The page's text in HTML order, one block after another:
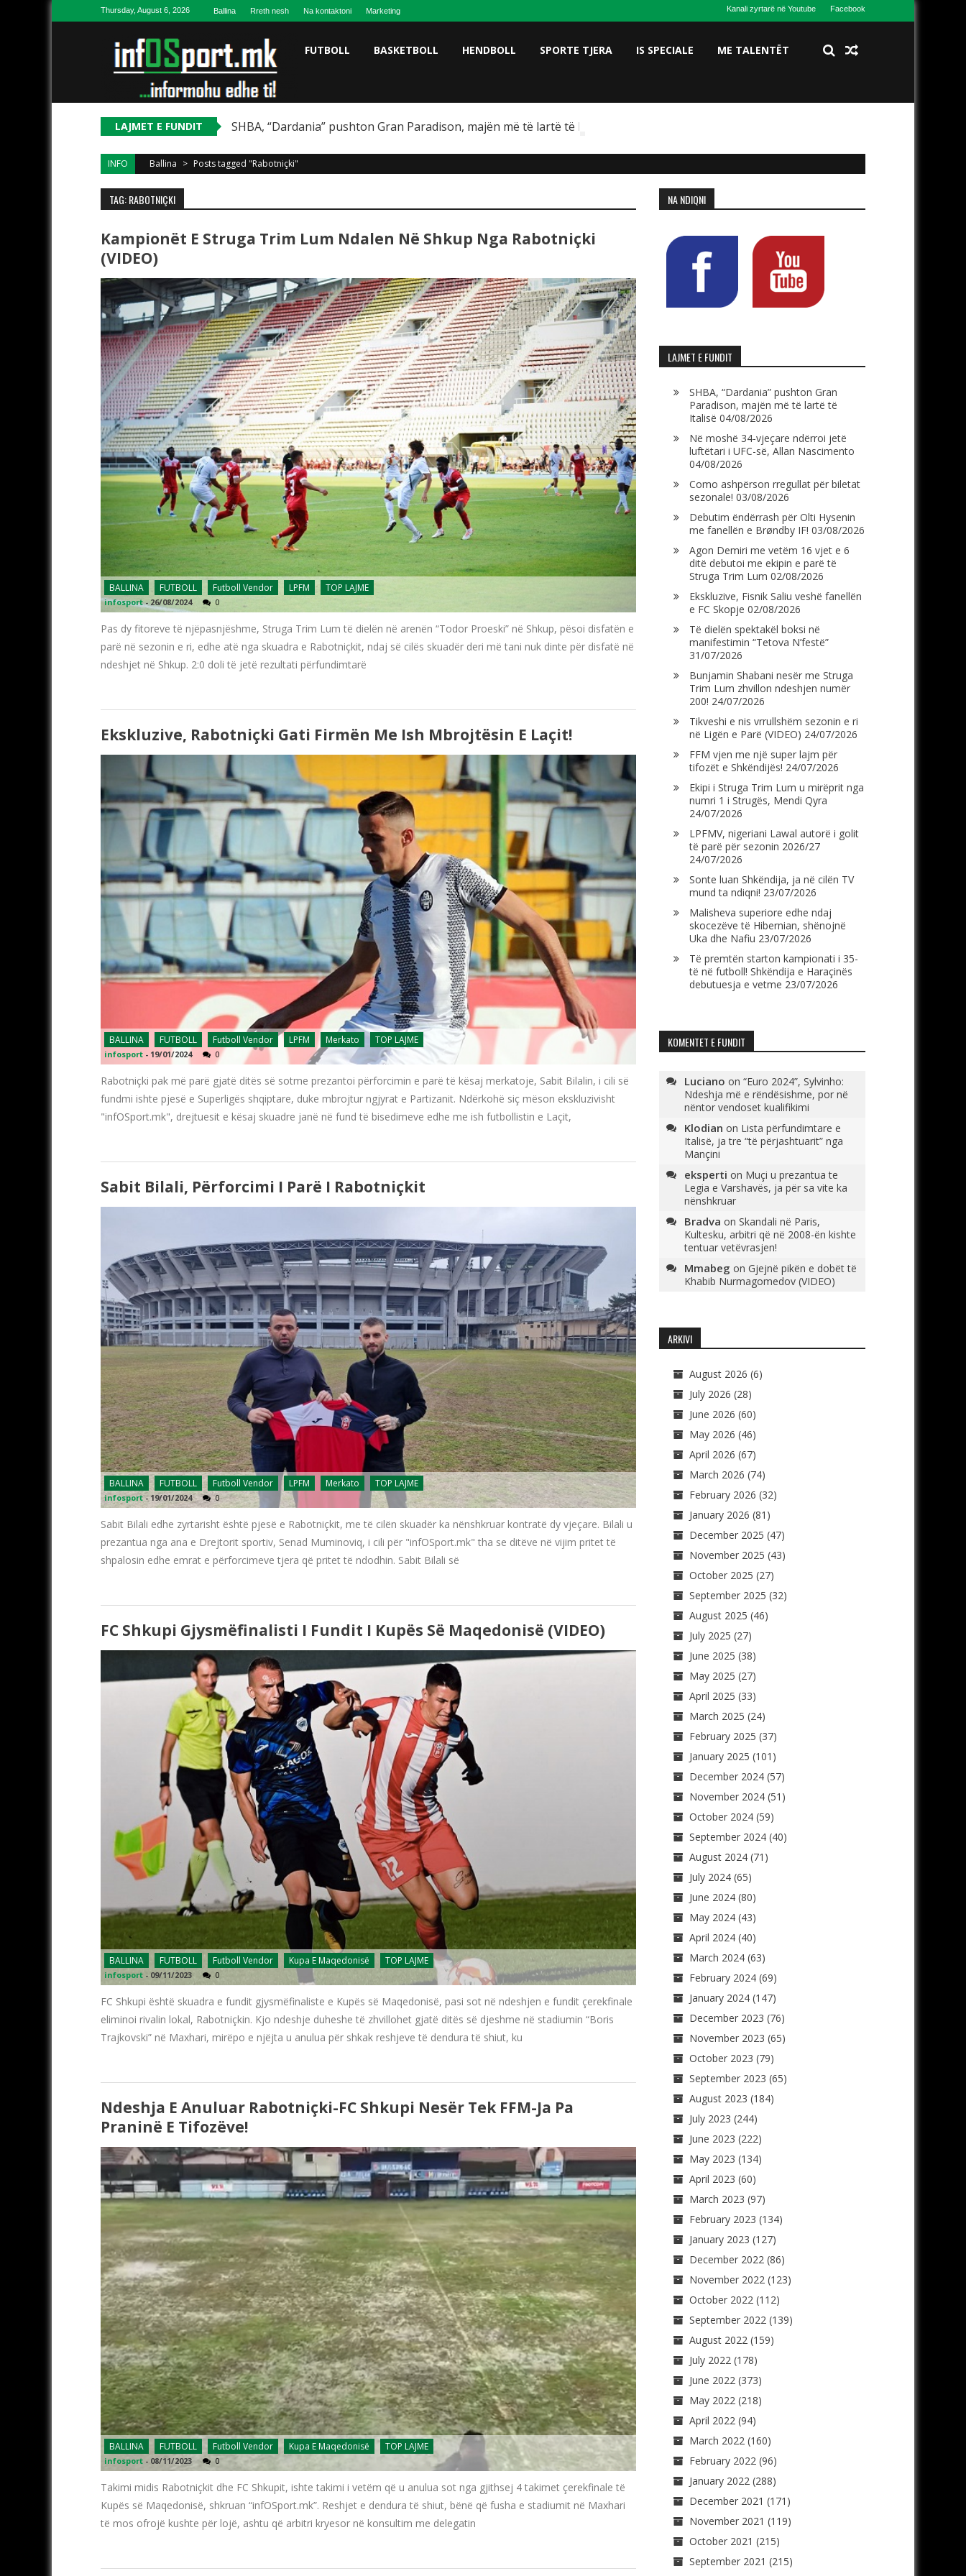
Skip to contentThursday, August 6, 2026 Ballina Rreth nesh Na kontaktoni Marketing Kanali zyrtarë në Youtube Facebook
FUTBOLL BASKETBOLL HENDBOLL SPORTE TJERA IS SPECIALE ME TALENTËT
LAJMET E FUNDIT SHBA, “Dardania” pushton Gran Paradison, majën më të lartë të Italisë
INFO Ballina > Posts tagged "Rabotniçki"
TAG: RABOTNIÇKI
Kampionët E Struga Trim Lum Ndalen Në Shkup Nga Rabotniçki
(VIDEO)
BALLINA FUTBOLL Futboll Vendor LPFM TOP LAJME
infosport - 26/08/2024 0
Pas dy fitoreve të njëpasnjëshme, Struga Trim Lum të dielën në arenën “Todor Proeski” në Shkup, pësoi disfatën e
parë në sezonin e ri, edhe atë nga skuadra e Rabotniçkit, ndaj së cilës skuadër deri më tani nuk dinte për disfatë në
ndeshjet në Shkup. 2:0 doli të jetë rezultati përfundimtarë
Ekskluzive, Rabotniçki Gati Firmën Me Ish Mbrojtësin E Laçit!
BALLINA FUTBOLL Futboll Vendor LPFM Merkato TOP LAJME
infosport - 19/01/2024 0
Rabotniçki pak më parë gjatë ditës së sotme prezantoi përforcimin e parë të kësaj merkatoje, Sabit Bilalin, i cili së
fundmi ishte pjesë e Superligës shqiptare, duke mbrojtur ngjyrat e Partizanit. Ndërkohë siç mëson ekskluzivisht
"infOSport.mk", drejtuesit e kësaj skuadre janë në fund të bisedimeve edhe me ish futbollistin e Laçit,
Sabit Bilali, Përforcimi I Parë I Rabotniçkit
BALLINA FUTBOLL Futboll Vendor LPFM Merkato TOP LAJME
infosport -19/01/2024 0
Sabit Bilali edhe zyrtarisht është pjesë e Rabotniçkit, me të cilën skuadër ka nënshkruar kontratë dy vjeçare. Bilali u
prezantua nga ana e Drejtorit sportiv, Senad Muminoviq, i cili për "infOSport.mk" tha se ditëve në vijim pritet të
shpalosin edhe emrat e përforcimeve tjera që pritet të ndodhin. Sabit Bilali së
FC Shkupi Gjysmëfinalisti I Fundit I Kupës Së Maqedonisë (VIDEO)
BALLINA FUTBOLL Futboll Vendor Kupa E Maqedonisë TOP LAJME
infosport - 09/11/2023 0
FC Shkupi është skuadra e fundit gjysmëfinaliste e Kupës së Maqedonisë, pasi sot në ndeshjen e fundit çerekfinale
eliminoi rivalin lokal, Rabotniçkin. Kjo ndeshje duheshe të zhvillohet gjatë ditës së djeshme në stadiumin “Boris
Trajkovski” në Maxhari, mirëpo e njëjta u anulua për shkak reshjeve të dendura të shiut, ku
Ndeshja E Anuluar Rabotniçki-FC Shkupi Nesër Tek FFM-Ja Pa
Praninë E Tifozëve!
BALLINA FUTBOLL Futboll Vendor Kupa E Maqedonisë TOP LAJME
infosport - 08/11/2023 0
Takimi midis Rabotniçkit dhe FC Shkupit, ishte takimi i vetëm që u anulua sot nga gjithsej 4 takimet çerekfinale të
Kupës së Maqedonisë, shkruan “infOSport.mk”. Reshjet e dendura të shiut, bënë që fusha e stadiumit në Maxhari
të mos ofrojë kushte për lojë, ashtu që arbitri kryesor në konsultim me delegatin
NA NDIQNI
LAJMET E FUNDIT
SHBA, “Dardania” pushton Gran
Paradison, majën më të lartë të
Italisë 04/08/2026
Në moshë 34-vjeçare ndërroi jetë
luftëtari i UFC-së, Allan Nascimento
04/08/2026
Como ashpërson rregullat për biletat
sezonale! 03/08/2026
Debutim ëndërrash për Olti Hysenin
me fanellën e Brøndby IF! 03/08/2026
Agon Demiri me vetëm 16 vjet e 6
ditë debutoi me ekipin e parë të
Struga Trim Lum 02/08/2026
Ekskluzive, Fisnik Saliu veshë fanellën
e FC Skopje 02/08/2026
Të dielën spektakël boksi në
manifestimin “Tetova N’festë”
31/07/2026
Bunjamin Shabani nesër me Struga
Trim Lum zhvillon ndeshjen numër
200! 24/07/2026
Tikveshi e nis vrrullshëm sezonin e ri
në Ligën e Parë (VIDEO) 24/07/2026
FFM vjen me një super lajm për
tifozët e Shkëndijës! 24/07/2026
Ekipi i Struga Trim Lum u mirëprit nga
numri 1 i Strugës, Mendi Qyra
24/07/2026
LPFMV, nigeriani Lawal autorë i golit
të parë për sezonin 2026/27
24/07/2026
Sonte luan Shkëndija, ja në cilën TV
mund ta ndiqni! 23/07/2026
Malisheva superiore edhe ndaj
skocezëve të Hibernian, shënojnë
Uka dhe Nafiu 23/07/2026
Të premtën starton kampionati i 35-
të në futboll! Shkëndija e Haraçinës
debutuesja e vetme 23/07/2026
KOMENTET E FUNDIT
Luciano on “Euro 2024”, Sylvinho:
Ndeshja më e rëndësishme, por në
nëntor vendoset kualifikimi
Klodian on Lista përfundimtare e
Italisë, ja tre “të përjashtuarit” nga
Mançini
eksperti on Muçi u prezantua te
Legia e Varshavës, ja për sa vite ka
nënshkruar
Bradva on Skandali në Paris,
Kultesku, arbitri që në 2008-ën kishte
tentuar vetëvrasjen!
Mmabeg on Gjejnë pikën e dobët të
Khabib Nurmagomedov (VIDEO)
ARKIVI
August 2026 (6)
July 2026 (28)
June 2026 (60)
May 2026 (46)
April 2026 (67)
March 2026 (74)
February 2026 (32)
January 2026 (81)
December 2025 (47)
November 2025 (43)
October 2025 (27)
September 2025 (32)
August 2025 (46)
July 2025 (27)
June 2025 (38)
May 2025 (27)
April 2025 (33)
March 2025 (24)
February 2025 (37)
January 2025 (101)
December 2024(57)
November 2024(51)
October 2024(59)
September 2024(40)
August 2024(71)
July 2024(65)
June 2024(80)
May 2024(43)
April 2024(40)
March 2024(63)
February 2024(69)
January 2024(147)
December 2023 (76)
November 2023 (65)
October 2023 (79)
September 2023 (65)
August 2023 (184)
July 2023 (244)
June 2023 (222)
May 2023 (134)
April 2023 (60)
March 2023 (97)
February 2023 (134)
January 2023 (127)
December 2022(86)
November 2022(123)
October 2022(112)
September 2022(139)
August 2022(159)
July 2022(178)
June 2022(373)
May 2022(218)
April 2022(94)
March 2022(160)
February 2022(96)
January 2022(288)
December 2021 (171)
November 2021 (119)
October 2021 (215)
September 2021 (215)